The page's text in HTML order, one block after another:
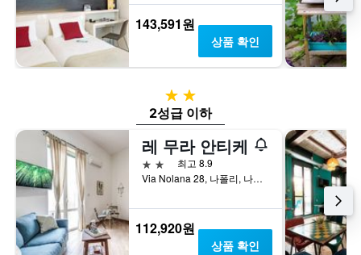
143,591원
상품 확인
2성급
2성급 이하
레 무라 안티케
2성급
최고 8.9
Via Nolana 28, 나폴리, 나폴리현, 이탈리아
112,920원
상품 확인